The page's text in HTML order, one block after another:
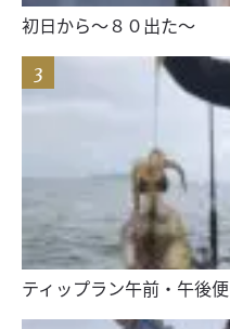
初日から〜８０出た〜
ティップラン午前・午後便